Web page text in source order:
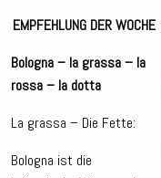
EMPFEHLUNG DER WOCHE
Bologna – la grassa – la
rossa – la dotta
La grassa – Die Fette:
Bologna ist die